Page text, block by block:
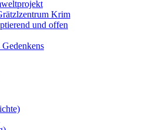
Krim
und offen
Gedenkens